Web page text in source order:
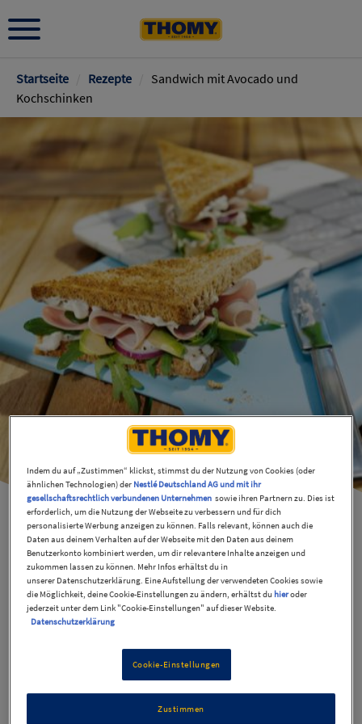
Pfadnavigation
Startseite Rezepte
Sandwich mit Avocado und
Kochschinken
Sandwich mit Avocado und
Kochschinken
Einfach
Dieses Rezept ist super für alle Sandwichfans! Das
Indem du auf „Zustimmen“ klickst, stimmst du der Nutzung von Cookies (oder
ähnlichen Technologien) der Nestlé Deutschland AG und mit ihr
gesellschaftsrechtlich verbundenen Unternehmen sowie ihren Partnern zu. Dies ist
erforderlich, um die Nutzung der Webseite zu verbessern und für dich
personalisierte Werbung anzeigen zu können. Falls relevant, können auch die
Daten aus deinem Verhalten auf der Webseite mit den Daten aus deinem
Benutzerkonto kombiniert werden, um dir relevantere Inhalte anzeigen und
zukommen lassen zu können. Mehr Infos erhältst du in
unserer Datenschutzerklärung. Eine Aufstellung der verwendeten Cookies sowie
die Möglichkeit, deine Cookie-Einstellungen zu ändern, erhältst du hieroder
jederzeit unter dem Link "Cookie-Einstellungen" auf dieser Website.
Datenschutzerklärung
Cookie-Einstellungen
Zustimmen